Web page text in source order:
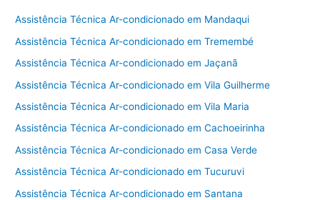
Assistência Técnica Ar-condicionado em Mandaqui
Assistência Técnica Ar-condicionado em Tremembé
Assistência Técnica Ar-condicionado em Jaçanã
Assistência Técnica Ar-condicionado em Vila Guilherme
Assistência Técnica Ar-condicionado em Vila Maria
Assistência Técnica Ar-condicionado em Cachoeirinha
Assistência Técnica Ar-condicionado em Casa Verde
Assistência Técnica Ar-condicionado em Tucuruvi
Assistência Técnica Ar-condicionado em Santana